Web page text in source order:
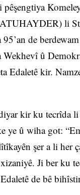
pêşengtiya
li
de
Wekhevî û
Edaletê kir.
kir ku tecrîda
ye û wiha got:
şer a li her
Ji ber ku
de bê